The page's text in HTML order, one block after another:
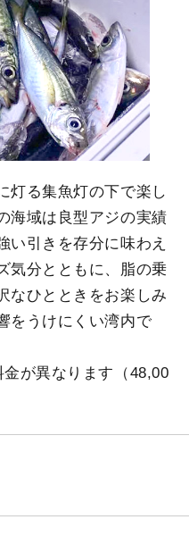
灯る集魚灯の下で楽し
海域は良型アジの実績
い引きを存分に味わえ
気分とともに、脂の乗
なひとときをお楽しみ
をうけにくい湾内で
が異なります（48,00